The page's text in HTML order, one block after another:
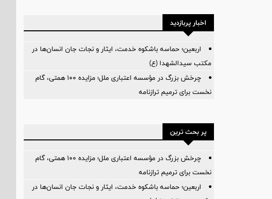
اخبار پربازدید
اربعین؛ حماسه باشکوه خدمت، ایثار و نجات جان انسان‌ها در
مکتب سیدالشهدا (ع)
چرخش بزرگ در مؤسسه اعتباری ملل؛ مزایده ۱۰۰ همتی، گام
نخست برای ترمیم ترازنامه
پر بحث ترین
چرخش بزرگ در مؤسسه اعتباری ملل؛ مزایده ۱۰۰ همتی، گام
نخست برای ترمیم ترازنامه
اربعین؛ حماسه باشکوه خدمت، ایثار و نجات جان انسان‌ها در